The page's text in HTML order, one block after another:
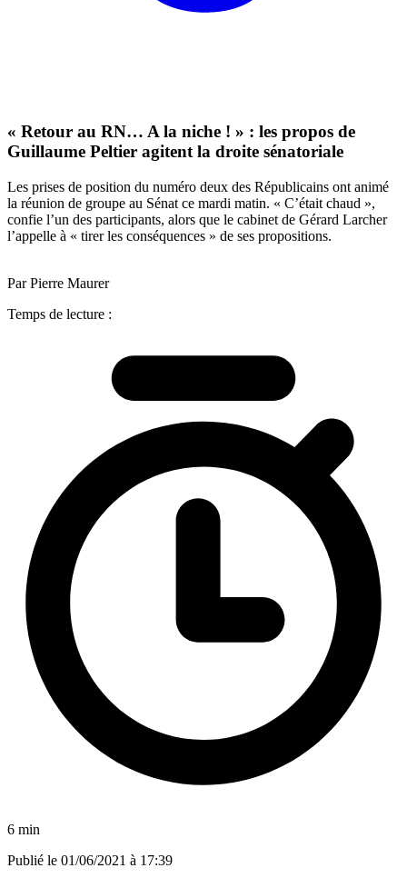
« Retour au RN… A la niche ! » : les propos de
Guillaume Peltier agitent la droite sénatoriale
Les prises de position du numéro deux des Républicains ont animé
la réunion de groupe au Sénat ce mardi matin. « C’était chaud »,
confie l’un des participants, alors que le cabinet de Gérard Larcher
l’appelle à « tirer les conséquences » de ses propositions.
Par Pierre Maurer
Temps de lecture :
6 min
Publié le 01/06/2021 à 17:39